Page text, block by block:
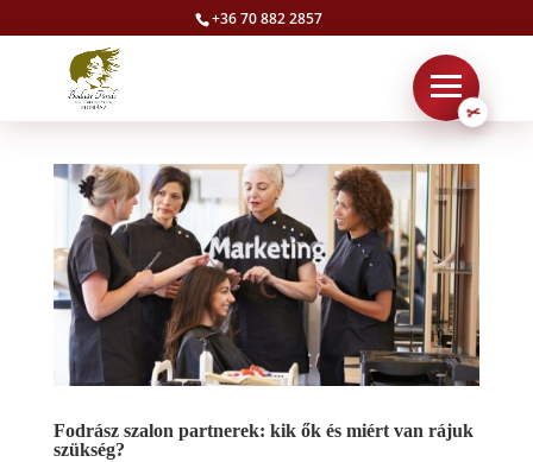
+36 70 882 2857
Fodrász szalon partnerek: kik ők és miért van rájuk
szükség?